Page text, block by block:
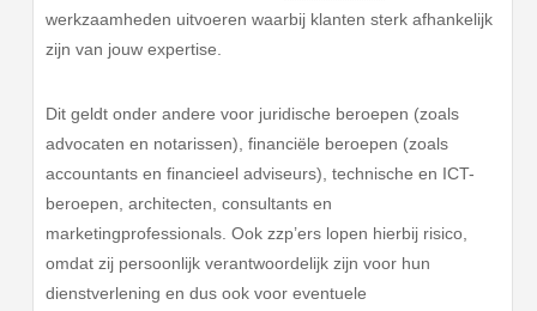
werkzaamheden uitvoeren waarbij klanten sterk afhankelijk
zijn van jouw expertise.
Dit geldt onder andere voor juridische beroepen (zoals
advocaten en notarissen), financiële beroepen (zoals
accountants en financieel adviseurs), technische en ICT-
beroepen, architecten, consultants en
marketingprofessionals. Ook zzp’ers lopen hierbij risico,
omdat zij persoonlijk verantwoordelijk zijn voor hun
dienstverlening en dus ook voor eventuele